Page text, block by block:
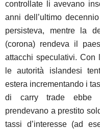
controllate li avevano
anni dell’ultimo
persisteva, mentre la
(corona) rendeva il
attacchi speculativi. Con
le autorità islandesi
estera incrementando i
di carry trade ebbe
prendevano a prestito
tassi d’interesse (ad